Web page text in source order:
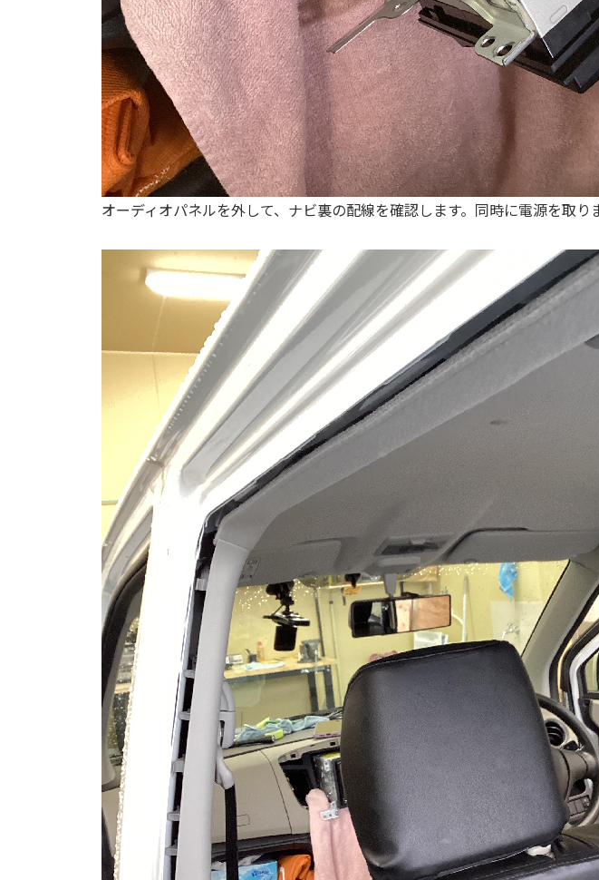
オーディオパネルを外して、ナビ裏の配線を確認します。同時に電源を取り